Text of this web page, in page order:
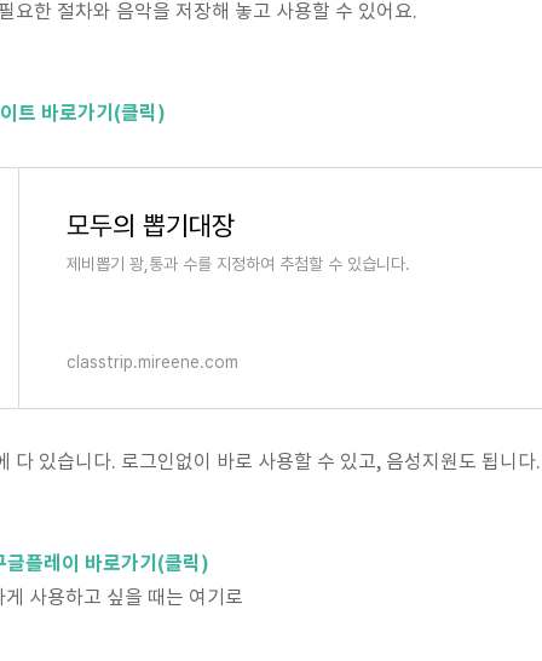
한 절차와 음악을 저장해 놓고 사용할 수 있어요.
트 바로가기(클릭)
모두의 뽑기대장
제비뽑기 꽝,통과 수를 지정하여 추첨할 수 있습니다.
classtrip.mireene.com
있습니다. 로그인없이 바로 사용할 수 있고, 음성지원도 됩니다.
글플레이 바로가기(클릭)
사용하고 싶을 때는 여기로